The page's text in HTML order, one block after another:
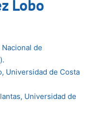
Lobo
de
Universidad de Costa
Universidad de